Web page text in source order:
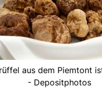
aus dem Piemtont
- Depositphotos